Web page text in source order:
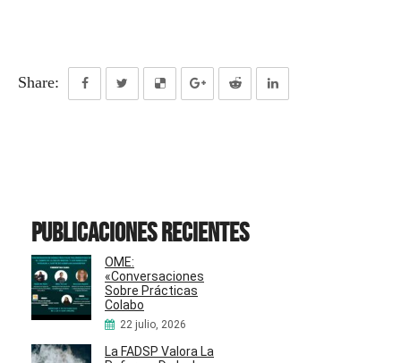
Share:
Publicaciones recientes
OME:
«Conversaciones
Sobre Prácticas
Colabo
22 julio, 2026
La FADSP Valora La